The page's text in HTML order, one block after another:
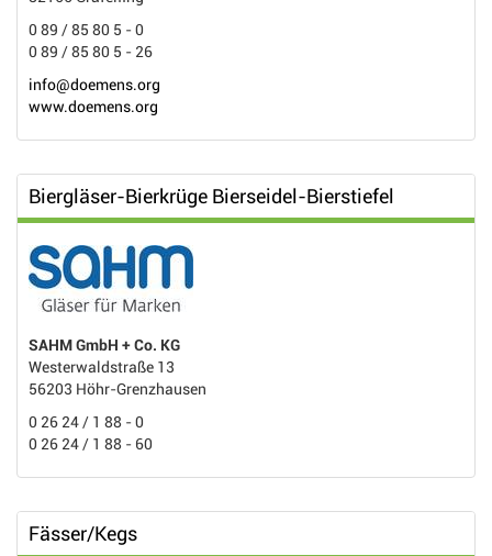
0 89 / 85 80 5 - 0
0 89 / 85 80 5 - 26
info@doemens.org
www.doemens.org
Biergläser-Bierkrüge Bierseidel-Bierstiefel
SAHM GmbH + Co. KG
Westerwaldstraße 13
56203 Höhr-Grenzhausen
0 26 24 / 1 88 - 0
0 26 24 / 1 88 - 60
Fässer/Kegs